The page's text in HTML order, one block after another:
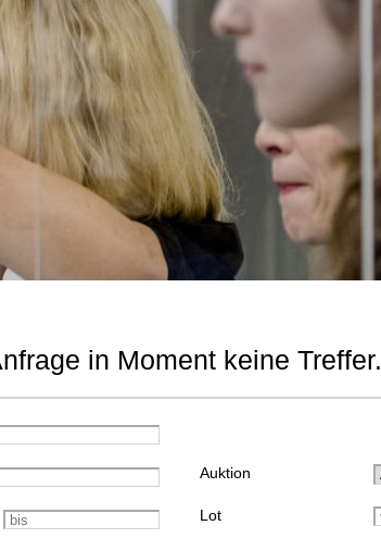
in Moment keine Treffer.
Auktion
Lot